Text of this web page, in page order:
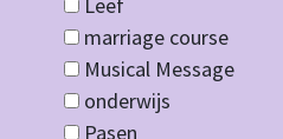
Leef
marriage course
Musical Message
onderwijs
Pasen